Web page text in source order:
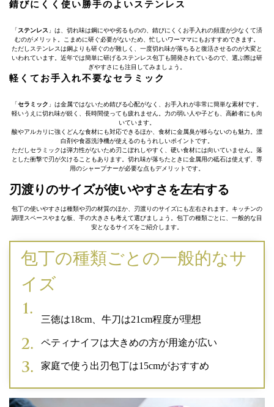
錆びにくく使い勝手のよいステンレス
「ステンレス 」は、切れ味は鋼にやや劣るものの、錆びにくくお手入れの頻度が少なくて済
むのがメリット。こまめに研ぐ必要がないため、忙しいワーママにもおすすめできます。
ただしステンレスは鋼よりも研ぐのが難しく、一度切れ味が落ちると復活させるのが大変と
いわれています。近年では簡単に研げるステンレス包丁も開発されているので、選ぶ際は研
ぎやすさにも注目してみましょう。
軽くてお手入れ不要なセラミック
「セラミック 」は金属ではないため錆びる心配がなく、お手入れが非常に簡単な素材です。
軽いうえに切れ味が鋭く、長時間使っても疲れません。力の弱い人や子ども、高齢者にも向
いています。
酸やアルカリに強くどんな食材にも対応できるほか、食材に金属臭が移らないのも魅力。漂
白剤や食器洗浄機が使えるのもうれしいポイントです。
ただしセラミックは弾力性がないため刃こぼれしやすく、硬い食材には向いていません。落
とした衝撃で刃が欠けることもあります。切れ味が落ちたときに金属用の砥石は使えず、専
用のシャープナーが必要な点もデメリットです。
刃渡りのサイズが使いやすさを左右する
包丁の使いやすさは種類や刃の材質のほか、刃渡りのサイズにも左右されます。キッチンの
調理スペースやまな板、手の大きさも考えて選びましょう。包丁の種類ごとに、一般的な目
安となるサイズをご紹介します。
包丁の種類ごとの一般的なサ
イズ
三徳は18cm、牛刀は21cm程度が理想
ペティナイフは大きめの方が用途が広い
家庭で使う出刃包丁は15cmがおすすめ